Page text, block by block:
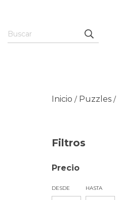
Inicio / Puzzles /
Filtros
Precio
DESDE HASTA